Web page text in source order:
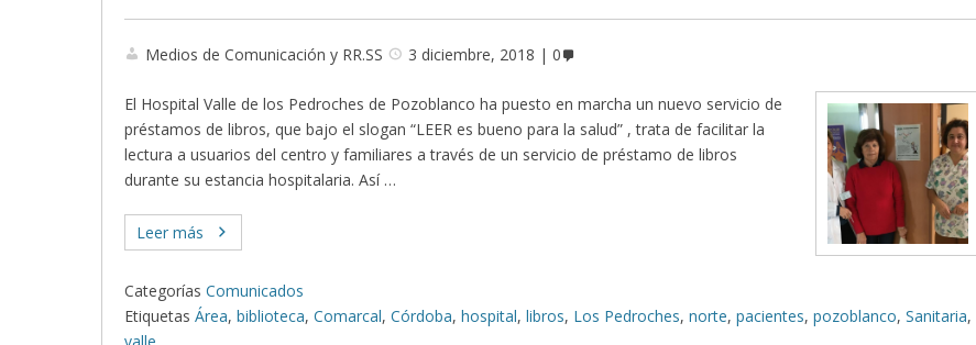
Medios de Comunicación y RR.SS 3 diciembre, 2018 0
El Hospital Valle de los Pedroches de Pozoblanco ha puesto en marcha un nuevo servicio de
préstamos de libros, que bajo el slogan “LEER es bueno para la salud” , trata de facilitar la
lectura a usuarios del centro y familiares a través de un servicio de préstamo de libros
durante su estancia hospitalaria. Así …
Leer más
Categorías Comunicados
Etiquetas Área, biblioteca, Comarcal, Córdoba, hospital, libros, Los Pedroches, norte, pacientes, pozoblanco, Sanitaria,
valle